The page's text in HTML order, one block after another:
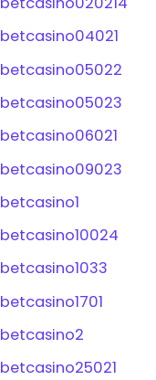
betcasino04021
betcasino05022
betcasino05023
betcasino06021
betcasino09023
betcasino1
betcasino10024
betcasino1033
betcasino1701
betcasino2
betcasino25021